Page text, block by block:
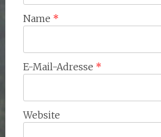
Name *
E-Mail-Adresse *
Website